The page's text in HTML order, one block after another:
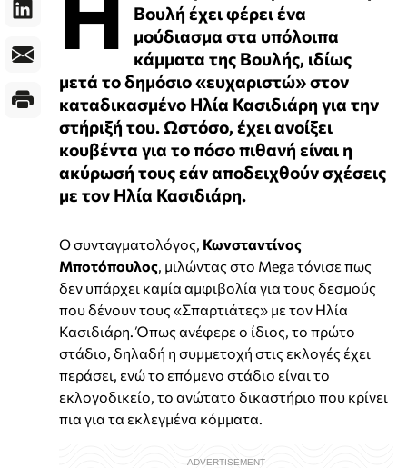
Βουλή έχει φέρει ένα
μούδιασμα στα υπόλοιπα
κάμματα της Βουλής, ιδίως
μετά το δημόσιο «ευχαριστώ» στον
καταδικασμένο Ηλία Κασιδιάρη για την
στήριξή του. Ωστόσο, έχει ανοίξει
κουβέντα για το πόσο πιθανή είναι η
ακύρωσή τους εάν αποδειχθούν σχέσεις
με τον Ηλία Κασιδιάρη.
Ο συνταγματολόγος, Κωνσταντίνος
Μποτόπουλος , μιλώντας στο Mega τόνισε πως
δεν υπάρχει καμία αμφιβολία για τους δεσμούς
που δένουν τους «Σπαρτιάτες» με τον Ηλία
Κασιδιάρη. Όπως ανέφερε ο ίδιος, το πρώτο
στάδιο, δηλαδή η συμμετοχή στις εκλογές έχει
περάσει, ενώ το επόμενο στάδιο είναι το
εκλογοδικείο, το ανώτατο δικαστήριο που κρίνει
πια για τα εκλεγμένα κόμματα.